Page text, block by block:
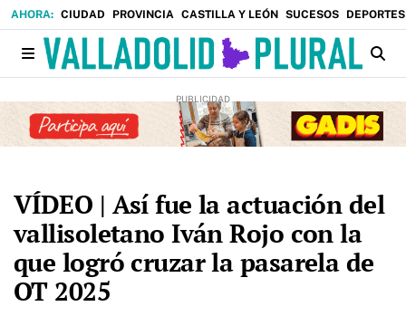
CIUDAD PROVINCIA CASTILLA Y LEÓN SUCESOS DEPORTES
VÍDEO | Así fue la actuación del
vallisoletano Iván Rojo con la
que logró cruzar la pasarela de
OT 2025